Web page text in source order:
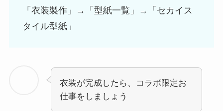
「衣装製作」→「型紙一覧」→「セカイス
タイル型紙」
衣装が完成したら、コラボ限定お
仕事をしましょう